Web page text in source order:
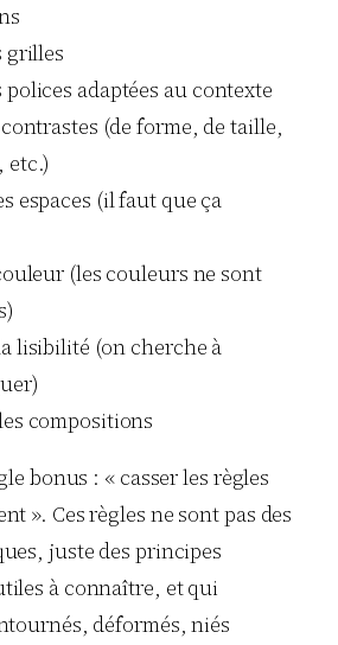
grilles
polices adaptées au contexte
(de forme, de taille,
etc.)
espaces (il faut que ça
(les couleurs ne sont
lisibilité (on cherche à
compositions
bonus : « casser les règles
». Ces règles ne sont pas des
juste des principes
à connaître, et qui
déformés, niés